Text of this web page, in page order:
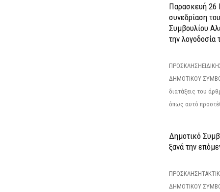
Παρασκευή 26
συνεδρίαση
Συμβουλίου
την λογοδοσία
ΔΗΜΟΤΙΚΟΥ
διατάξεις του
όπως αυτό
Δημοτικό
ξανά την
ΔΗΜΟΤΙΚΟΥ